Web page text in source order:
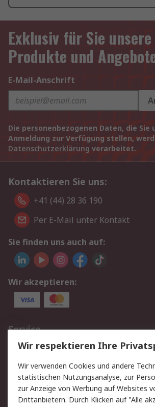
Exklusiv für Sie
Produkte und
E-Mail-Anschrift
Die personenbezogenen Daten, die Sie
Anmeldung zur Verfügung stellen,
Datenschutzerklärung verarbeitet.
Kontaktieren Sie uns:
+41 (44) 28 36 190
Per E-Mail unter Kontakt
Sie finden uns auch auf:
Wir akzeptieren:
Service
Value Added Services
Rücksendungen
Hilfe
Rechtliches
Wir respektieren Ihre
Wir verwenden Cookies und andere
statistischen Nutzungsanalyse, zur
zur Anzeige von Werbung auf Websites
Drittanbietern. Durch Klicken auf "Alle